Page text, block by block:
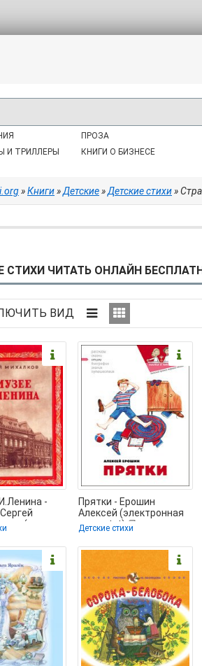
И ТРИЛЛЕРЫ
ПРОЗА
КНИГИ О БИЗНЕСЕ
»Книги»Детские»Детские стихи»
СТИХИ ЧИТАТЬ ОНЛАЙН
-
(книги
Прятки - Ерошин
Алексей (электронная
книга .txt) 📗
Детские стихи